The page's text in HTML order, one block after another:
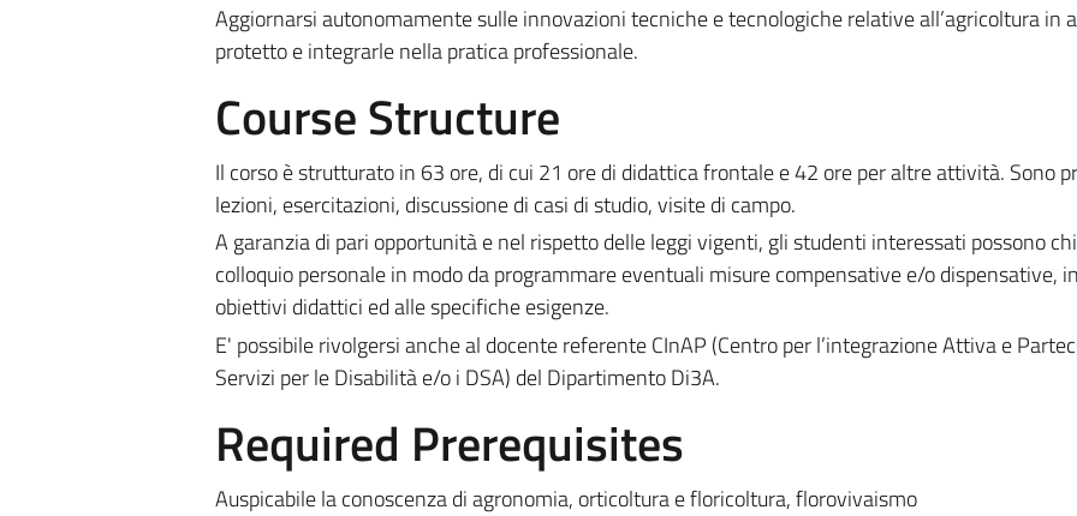
Aggiornarsi autonomamente sulle innovazioni tecniche e tecnologiche relative all’agricoltura in
protetto e integrarle nella pratica professionale.
Course Structure
Il corso è strutturato in 63 ore, di cui 21 ore di didattica frontale e 42 ore per altre attività. Sono
lezioni, esercitazioni, discussione di casi di studio, visite di campo.
A garanzia di pari opportunità e nel rispetto delle leggi vigenti, gli studenti interessati possono
colloquio personale in modo da programmare eventuali misure compensative e/o dispensative,
obiettivi didattici ed alle specifiche esigenze.
E' possibile rivolgersi anche al docente referente CInAP (Centro per l’integrazione Attiva e
Servizi per le Disabilità e/o i DSA) del Dipartimento Di3A.
Required Prerequisites
Auspicabile la conoscenza di agronomia, orticoltura e floricoltura, florovivaismo